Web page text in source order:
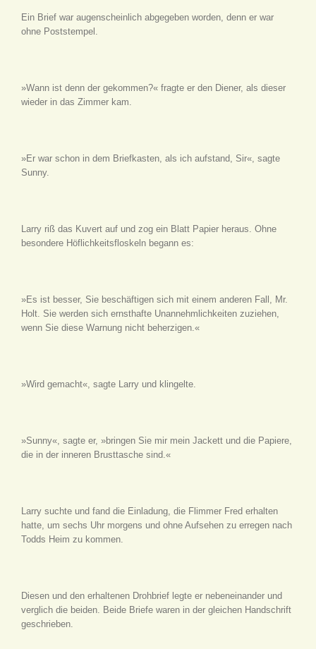
Ein Brief war augenscheinlich abgegeben worden, denn er war
ohne Poststempel.
»Wann ist denn der gekommen?« fragte er den Diener, als dieser
wieder in das Zimmer kam.
»Er war schon in dem Briefkasten, als ich aufstand, Sir«, sagte
Sunny.
Larry riß das Kuvert auf und zog ein Blatt Papier heraus. Ohne
besondere Höflichkeitsfloskeln begann es:
»Es ist besser, Sie beschäftigen sich mit einem anderen Fall, Mr.
Holt. Sie werden sich ernsthafte Unannehmlichkeiten zuziehen,
wenn Sie diese Warnung nicht beherzigen.«
»Wird gemacht«, sagte Larry und klingelte.
»Sunny«, sagte er, »bringen Sie mir mein Jackett und die Papiere,
die in der inneren Brusttasche sind.«
Larry suchte und fand die Einladung, die Flimmer Fred erhalten
hatte, um sechs Uhr morgens und ohne Aufsehen zu erregen nach
Todds Heim zu kommen.
Diesen und den erhaltenen Drohbrief legte er nebeneinander und
verglich die beiden. Beide Briefe waren in der gleichen Handschrift
geschrieben.